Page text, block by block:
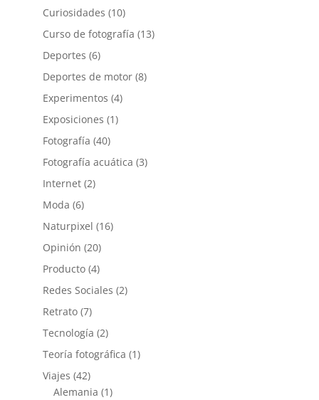
Curiosidades (10)
Curso de fotografía (13)
Deportes (6)
Deportes de motor(8)
Experimentos (4)
Exposiciones (1)
Fotografía (40)
Fotografía acuática (3)
Internet(2)
Moda (6)
Naturpixel (16)
Opinión (20)
Producto(4)
Redes Sociales (2)
Retrato(7)
Tecnología (2)
Teoría fotográfica (1)
Viajes (42)
Alemania (1)